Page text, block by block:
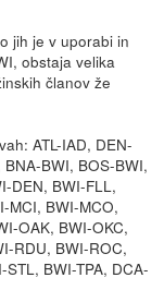
jih je v uporabi in
obstaja velika
članov že
ATL-IAD, DEN-
BWI, BOS-BWI,
DEN, BWI-FLL,
MCI, BWI-MCO,
OAK, BWI-OKC,
RDU, BWI-ROC,
STL, BWI-TPA, DCA-